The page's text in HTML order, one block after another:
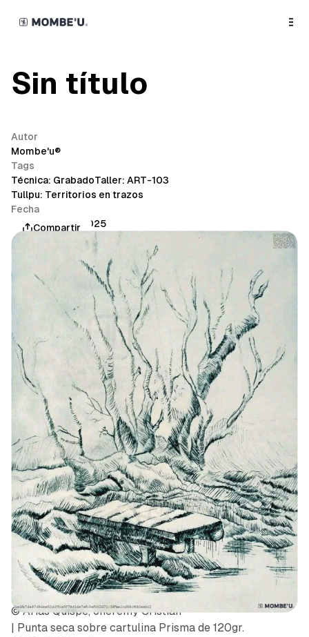
Sin título
Autor
Mombe'u®
Tags
Técnica: GrabadoTaller: ART-103
Tullpu: Territorios en trazos
Fecha
septiembre 4, 2025
Compartir
© Arias Quispe, Jheremy Cristian
| Punta seca sobre cartulina Prisma de 120gr.